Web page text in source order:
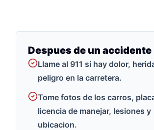
Despues de un accidente
Llame al 911 si hay dolor,
peligro en la carretera.
Tome fotos de los carros,
licencia de manejar, lesiones y
ubicacion.